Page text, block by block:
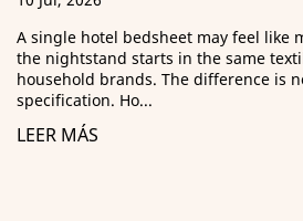
may feel like magic, but its
in the same textile mills that
The difference is not the source—it